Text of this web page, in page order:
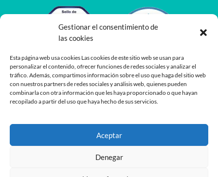
Gestionar el consentimiento de
las cookies
Esta página web usa cookies Las cookies de este sitio web se usan para
personalizar el contenido, ofrecer funciones de redes sociales y analizar el
tráfico. Además, compartimos información sobre el uso que haga del sitio web
con nuestros partners de redes sociales y análisis web, quienes pueden
combinarla con otra información que les haya proporcionado o que hayan
recopilado a partir del uso que haya hecho de sus servicios.
Aceptar
Denegar